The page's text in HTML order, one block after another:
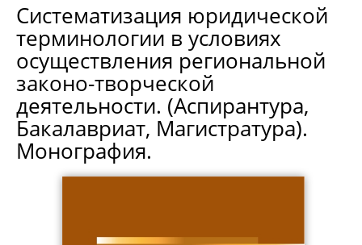
Систематизация юридической
терминологии в условиях
осуществления региональной
законо-творческой
деятельности. (Аспирантура,
Бакалавриат, Магистратура).
Монография.